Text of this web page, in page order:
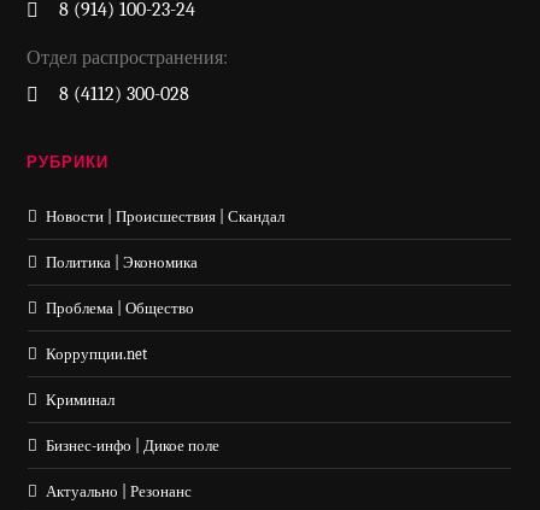
8 (914) 100-23-24
Отдел распространения:
8 (4112) 300-028
РУБРИКИ
Новости | Происшествия | Скандал
Политика | Экономика
Проблема | Общество
Коррупции.net
Криминал
Бизнес-инфо | Дикое поле
Актуально | Резонанс